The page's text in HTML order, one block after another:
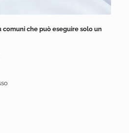
che può eseguire solo un